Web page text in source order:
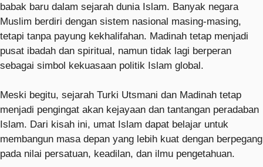
babak baru dalam sejarah dunia Islam. Banyak negara
Muslim berdiri dengan sistem nasional masing-masing,
tetapi tanpa payung kekhalifahan. Madinah tetap menjadi
pusat ibadah dan spiritual, namun tidak lagi berperan
sebagai simbol kekuasaan politik Islam global.
Meski begitu, sejarah Turki Utsmani dan Madinah tetap
menjadi pengingat akan kejayaan dan tantangan peradaban
Islam. Dari kisah ini, umat Islam dapat belajar untuk
membangun masa depan yang lebih kuat dengan berpegang
pada nilai persatuan, keadilan, dan ilmu pengetahuan.